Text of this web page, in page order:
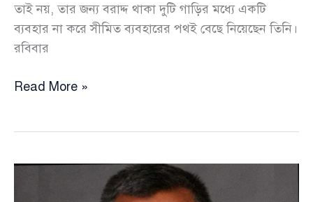
তাই নয়, তার জন্য বরাদ্দ থাকা দুটি গাড়ির মধ্যে একটি
ব্যবহার না করে সীমিত ব্যবহারের পথই বেছে নিয়েছেন তিনি।
রবিবার
ব্যয়
থাকার
Read More »